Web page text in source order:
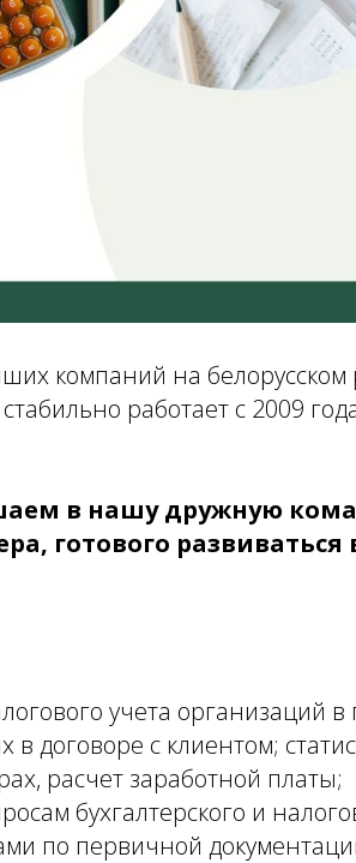
компаний на белорусском
стабильно работает с 2009
в нашу дружную
готового развиваться
учета организаций
договоре с клиентом;
расчет заработной платы;
бухгалтерского и
по первичной